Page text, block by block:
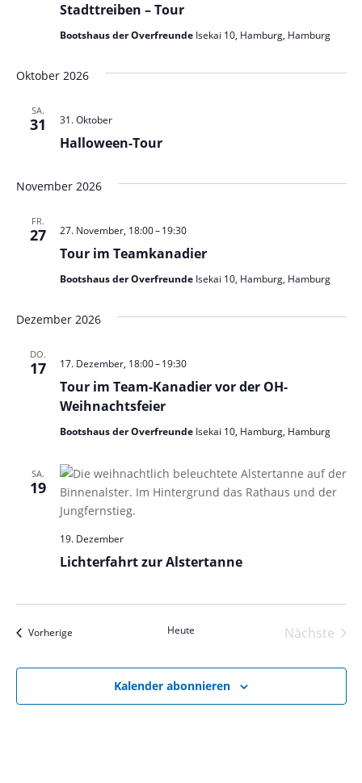
Stadttreiben – Tour
Bootshaus der Overfreunde Isekai 10, Hamburg, Hamburg
Oktober 2026
SA.
31
Halloween-Tour
31. Oktober
November 2026
FR.
27
Tour im Teamkanadier
27. November, 18:00–19:30
Bootshaus der Overfreunde Isekai 10, Hamburg, Hamburg
Dezember 2026
DO.
17
Tour im Team-Kanadier vor der OH-
Weihnachtsfeier
17. Dezember, 18:00–19:30
Bootshaus der Overfreunde Isekai 10, Hamburg, Hamburg
SA.
19
Lichterfahrt zur Alstertanne
19. Dezember
VorherigeVeranstaltungen Heute
Nächste
Kalender abonnieren